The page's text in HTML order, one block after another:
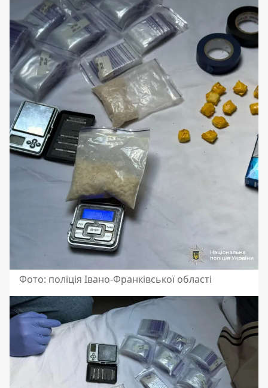
Фото: поліція Івано-Франківської області